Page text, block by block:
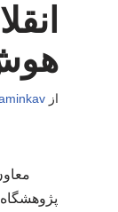
از